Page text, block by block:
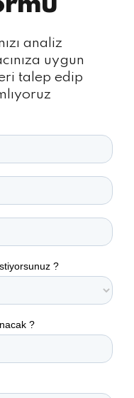
analiz
uygun
talep edip